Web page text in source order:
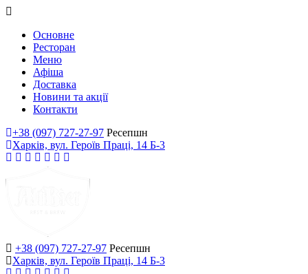
Основне
Ресторан
Меню
Афіша
Доставка
Новини та акції
Контакти
+38 (097) 727-27-97 Ресепшн
Харків, вул. Героїв Праці, 14 Б-3
+38 (097) 727-27-97 Ресепшн
Харків, вул. Героїв Праці, 14 Б-3